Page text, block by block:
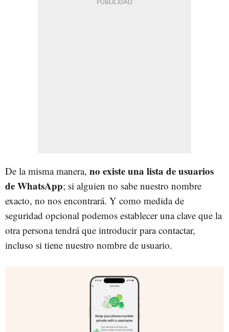
De la misma manera, no existe una lista de usuarios
de WhatsApp; si alguien no sabe nuestro nombre
exacto, no nos encontrará. Y como medida de
seguridad opcional podemos establecer una clave que la
otra persona tendrá que introducir para contactar,
incluso si tiene nuestro nombre de usuario.